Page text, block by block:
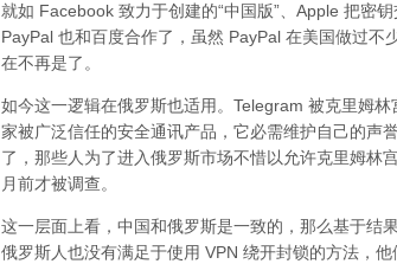
就如 Facebook 致力于创建的“中国版”、Apple 把
PayPal 也和百度合作了，虽然 PayPal 在美国做过
在不再是了。
如今这一逻辑在俄罗斯也适用。Telegram 被克里姆
家被广泛信任的安全通讯产品，它必需维护自己的声
了，那些人为了进入俄罗斯市场不惜以允许克里姆林
月前才被调查。
这一层面上看，中国和俄罗斯是一致的，那么基于结
俄罗斯人也没有满足于使用 VPN 绕开封锁的方法，